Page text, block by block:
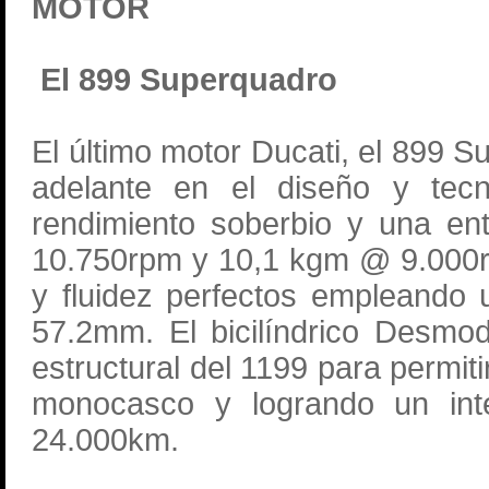
MOTOR
El 899 Superquadro
El último motor Ducati, el 899
adelante en el diseño y
rendimiento soberbio y una
10.750rpm y 10,1 kgm @
y fluidez perfectos
57.2mm. El bicilíndrico
estructural del 1199 para
monocasco y logrando un
24.000km.